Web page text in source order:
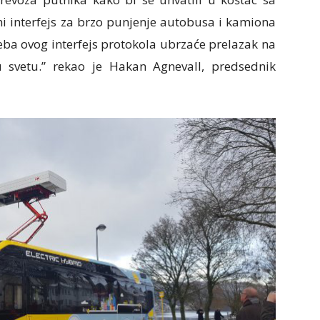
interfejs za brzo punjenje autobusa i kamiona
ovog interfejs protokola ubrzaće prelazak na
rekao je Hakan Agnevall, predsednik